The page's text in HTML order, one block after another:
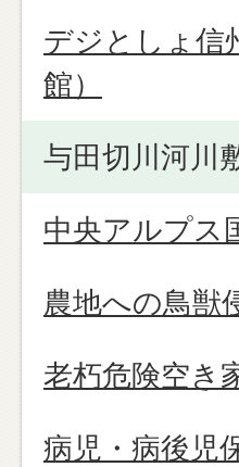
デジとしょ信
館）
与田切川河川
中央アルプス
農地への鳥獣
老朽危険空き
病児・病後児